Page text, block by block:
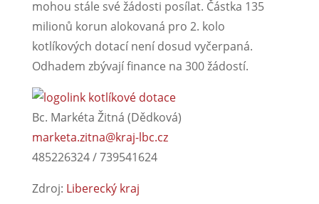
mohou stále své žádosti posílat. Částka 135
milionů korun alokovaná pro 2. kolo
kotlíkových dotací není dosud vyčerpaná.
Odhadem zbývají finance na 300 žádostí.
Bc. Markéta Žitná (Dědková)
marketa.zitna@kraj-lbc.cz
485226324 / 739541624
Zdroj: Liberecký kraj